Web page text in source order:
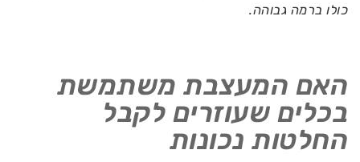
כולו ברמה גבוהה.
האם המעצבת משתמשת
בכלים שעוזרים לקבל
החלטות נכונות